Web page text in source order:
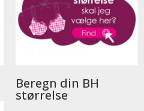
Beregn din BH
størrelse